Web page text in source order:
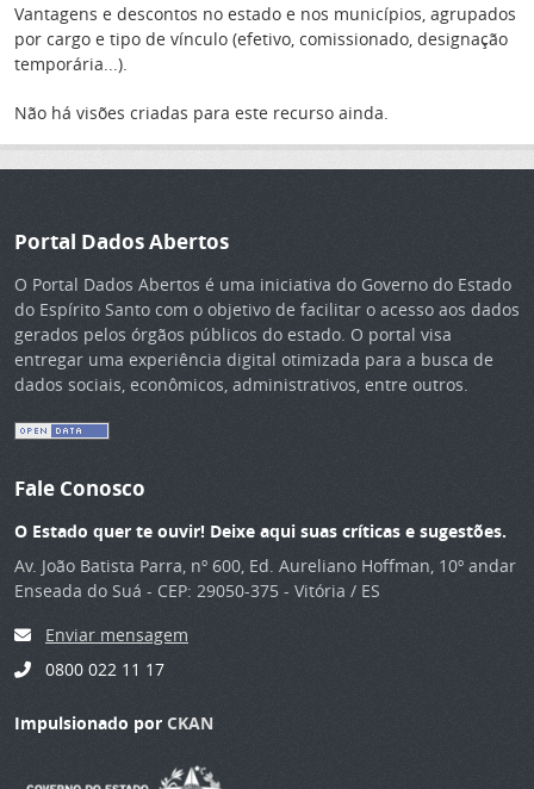
Vantagens e descontos no estado e nos municípios, agrupados
por cargo e tipo de vínculo (efetivo, comissionado, designação
temporária...).
Não há visões criadas para este recurso ainda.
Portal Dados Abertos
O Portal Dados Abertos é uma iniciativa do Governo do Estado
do Espírito Santo com o objetivo de facilitar o acesso aos dados
gerados pelos órgãos públicos do estado. O portal visa
entregar uma experiência digital otimizada para a busca de
dados sociais, econômicos, administrativos, entre outros.
Fale Conosco
O Estado quer te ouvir! Deixe aqui suas críticas e sugestões.
Av. João Batista Parra, nº 600, Ed. Aureliano Hoffman, 10º andar
Enseada do Suá - CEP: 29050-375 - Vitória / ES
Enviar mensagem
0800 022 11 17
Impulsionado por CKAN